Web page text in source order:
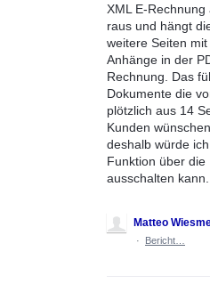
XML E-
raus und hängt
weitere Seiten
Anhänge in der
Rechnung. Das
Dokumente die
plötzlich aus 14
Kunden
deshalb würde
Funktion über die
ausschalten kann.
Matteo
·
Bericht…